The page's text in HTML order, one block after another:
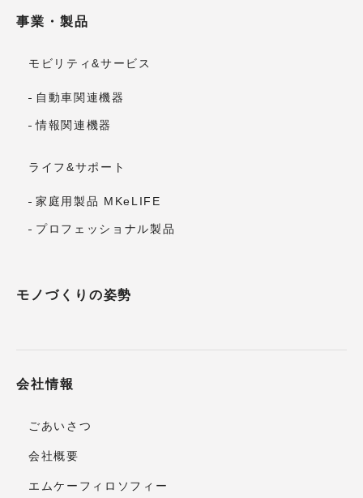
事業・製品
モビリティ&サービス
自動車関連機器
情報関連機器
ライフ&サポート
家庭用製品 MKeLIFE
プロフェッショナル製品
モノづくりの姿勢
会社情報
ごあいさつ
会社概要
エムケーフィロソフィー